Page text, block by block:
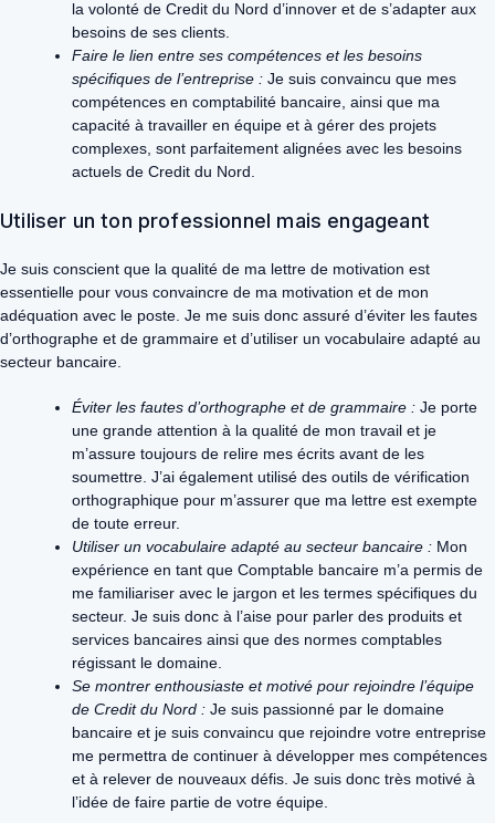
la volonté de Credit du Nord d’innover et de s’adapter aux
besoins de ses clients.
Faire le lien entre ses compétences et les besoins
spécifiques de l’entreprise : Je suis convaincu que mes
compétences en comptabilité bancaire, ainsi que ma
capacité à travailler en équipe et à gérer des projets
complexes, sont parfaitement alignées avec les besoins
actuels de Credit du Nord.
Utiliser un ton professionnel mais engageant
Je suis conscient que la qualité de ma lettre de motivation est
essentielle pour vous convaincre de ma motivation et de mon
adéquation avec le poste. Je me suis donc assuré d’éviter les fautes
d’orthographe et de grammaire et d’utiliser un vocabulaire adapté au
secteur bancaire.
Éviter les fautes d’orthographe et de grammaire : Je porte
une grande attention à la qualité de mon travail et je
m’assure toujours de relire mes écrits avant de les
soumettre. J’ai également utilisé des outils de vérification
orthographique pour m’assurer que ma lettre est exempte
de toute erreur.
Utiliser un vocabulaire adapté au secteur bancaire : Mon
expérience en tant que Comptable bancaire m’a permis de
me familiariser avec le jargon et les termes spécifiques du
secteur. Je suis donc à l’aise pour parler des produits et
services bancaires ainsi que des normes comptables
régissant le domaine.
Se montrer enthousiaste et motivé pour rejoindre l’équipe
de Credit du Nord : Je suis passionné par le domaine
bancaire et je suis convaincu que rejoindre votre entreprise
me permettra de continuer à développer mes compétences
et à relever de nouveaux défis. Je suis donc très motivé à
l’idée de faire partie de votre équipe.